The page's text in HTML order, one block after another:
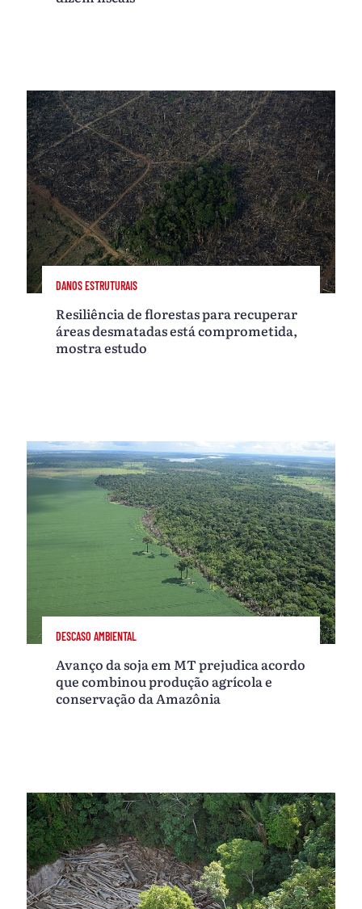
DANOS ESTRUTURAIS
Resiliência de florestas para recuperar
áreas desmatadas está comprometida,
mostra estudo
DESCASO AMBIENTAL
Avanço da soja em MT prejudica acordo
que combinou produção agrícola e
conservação da Amazônia